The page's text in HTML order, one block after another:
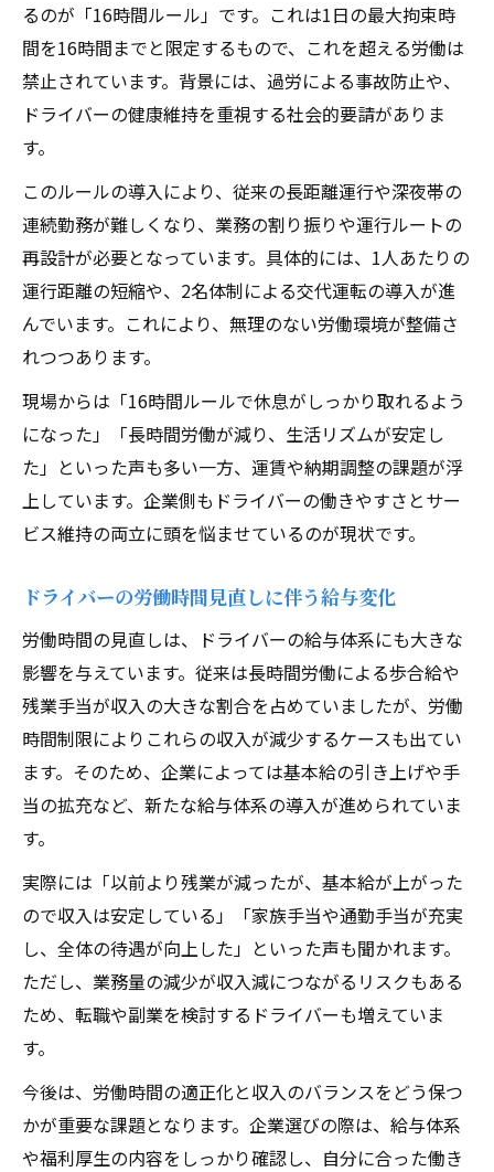
るのが「16時間ルール」です。これは1日の最大拘束時
間を16時間までと限定するもので、これを超える労働は
禁止されています。背景には、過労による事故防止や、
ドライバーの健康維持を重視する社会的要請がありま
す。
このルールの導入により、従来の長距離運行や深夜帯の
連続勤務が難しくなり、業務の割り振りや運行ルートの
再設計が必要となっています。具体的には、1人あたりの
運行距離の短縮や、2名体制による交代運転の導入が進
んでいます。これにより、無理のない労働環境が整備さ
れつつあります。
現場からは「16時間ルールで休息がしっかり取れるよう
になった」「長時間労働が減り、生活リズムが安定し
た」といった声も多い一方、運賃や納期調整の課題が浮
上しています。企業側もドライバーの働きやすさとサー
ビス維持の両立に頭を悩ませているのが現状です。
ドライバーの労働時間見直しに伴う給与変化
労働時間の見直しは、ドライバーの給与体系にも大きな
影響を与えています。従来は長時間労働による歩合給や
残業手当が収入の大きな割合を占めていましたが、労働
時間制限によりこれらの収入が減少するケースも出てい
ます。そのため、企業によっては基本給の引き上げや手
当の拡充など、新たな給与体系の導入が進められていま
す。
実際には「以前より残業が減ったが、基本給が上がった
ので収入は安定している」「家族手当や通勤手当が充実
し、全体の待遇が向上した」といった声も聞かれます。
ただし、業務量の減少が収入減につながるリスクもある
ため、転職や副業を検討するドライバーも増えていま
す。
今後は、労働時間の適正化と収入のバランスをどう保つ
かが重要な課題となります。企業選びの際は、給与体系
や福利厚生の内容をしっかり確認し、自分に合った働き